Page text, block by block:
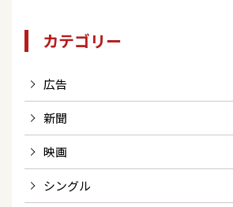
カテゴリー
広告
新聞
映画
シングル